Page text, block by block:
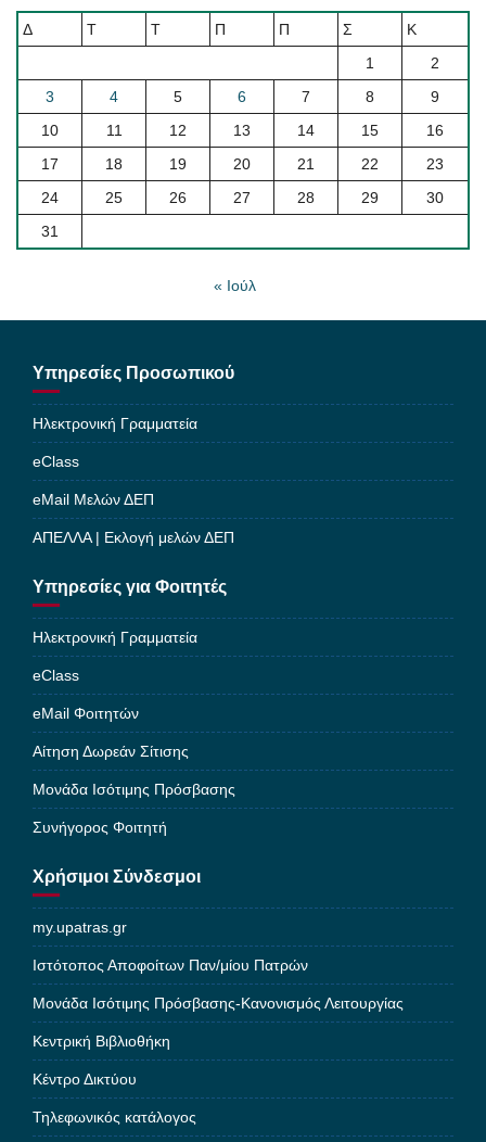
Δ Τ Τ Π Π Σ
Κ
1
2
3
4 5 6 7 8
9
10
11 12 13 14 15
16
17
18 19 20 21 22
23
24
25 26 27 28 29
30
31
« Ιούλ
Υπηρεσίες Προσωπικού
Ηλεκτρονική Γραμματεία
eClass
eMail Μελών ΔΕΠ
ΑΠΕΛΛΑ | Εκλογή μελών ΔΕΠ
Υπηρεσίες για Φοιτητές
Ηλεκτρονική Γραμματεία
eClass
eMail Φοιτητών
Αίτηση Δωρεάν Σίτισης
Μονάδα Ισότιμης Πρόσβασης
Συνήγορος Φοιτητή
Χρήσιμοι Σύνδεσμοι
my.upatras.gr
Ιστότοπος Αποφοίτων Παν/μίου Πατρών
Μονάδα Ισότιμης Πρόσβασης-Κανονισμός Λειτουργίας
Κεντρική Βιβλιοθήκη
Κέντρο Δικτύου
Τηλεφωνικός κατάλογος